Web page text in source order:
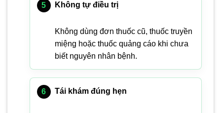
Không tự điều trị
Không dùng đơn thuốc cũ, thuốc truyền
miệng hoặc thuốc quảng cáo khi chưa
biết nguyên nhân bệnh.
Tái khám đúng hẹn